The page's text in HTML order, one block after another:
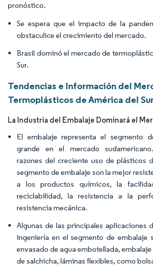
pronóstico.
Se espera que el impacto de la
obstaculice el crecimiento del mercado.
Brasil dominó el mercado de
Sur.
Tendencias e Información del
Termoplásticos de América del
La Industria del Embalaje Dominará el
El embalaje representa el segmento
grande en el mercado
razones del creciente uso de plásticos
segmento de embalaje son la mejor
a los productos químicos, la
reciclabilidad, la resistencia a la
resistencia mecánica.
Algunas de las principales aplicaciones
ingeniería en el segmento de embalaje
envasado de agua embotellada,
de salchicha, láminas flexibles, como